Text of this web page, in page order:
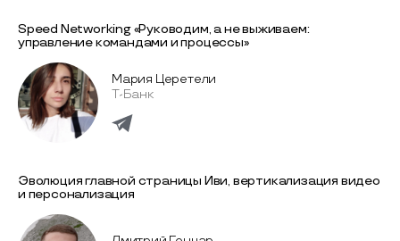
Speed Networking «Руководим, а не выживаем:
управление командами и процессы»
Мария Церетели
Т-Банк
Эволюция главной страницы Иви, вертикализация видео
и персонализация